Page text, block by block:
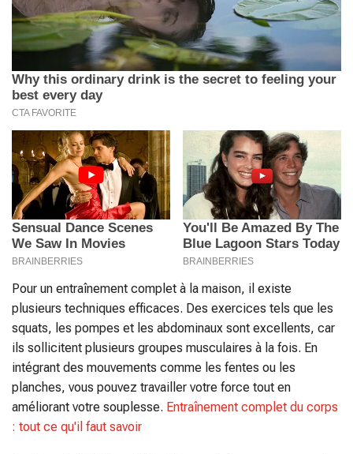
Pour un entraînement complet à la maison, il existe
plusieurs techniques efficaces. Des exercices tels que les
squats, les pompes et les abdominaux sont excellents, car
ils sollicitent plusieurs groupes musculaires à la fois. En
intégrant des mouvements comme les fentes ou les
planches, vous pouvez travailler votre force tout en
améliorant votre souplesse. Entraînement complet du corps
: tout ce qu'il faut savoir